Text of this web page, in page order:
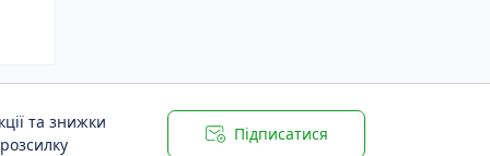
та знижки
Підписатися